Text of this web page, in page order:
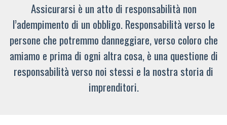
Assicurarsi è un atto di responsabilità non
l’adempimento di un obbligo. Responsabilità verso le
persone che potremmo danneggiare, verso coloro che
amiamo e prima di ogni altra cosa, è una questione di
responsabilità verso noi stessi e la nostra storia di
imprenditori.